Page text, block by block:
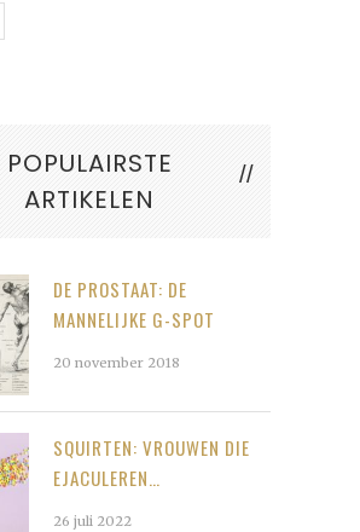
POPULAIRSTE
ARTIKELEN
DE PROSTAAT: DE
MANNELIJKE G-SPOT
20 november 2018
SQUIRTEN: VROUWEN DIE
EJACULEREN…
26 juli 2022